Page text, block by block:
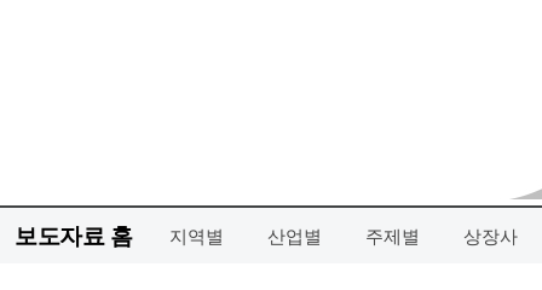
보도자료 홈 지역별 산업별 주제별 상장사